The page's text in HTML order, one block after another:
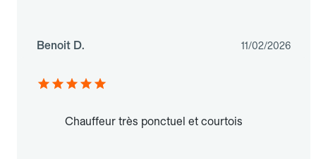
Benoit D. 11/02/2026
Chauffeur très ponctuel et courtois